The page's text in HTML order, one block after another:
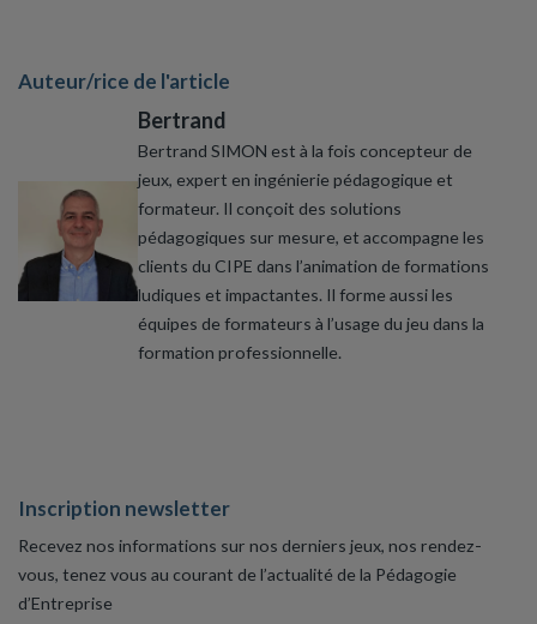
Auteur/rice de l'article
Bertrand
Bertrand SIMON est à la fois concepteur de
jeux, expert en ingénierie pédagogique et
formateur. Il conçoit des solutions
pédagogiques sur mesure, et accompagne les
clients du CIPE dans l’animation de formations
ludiques et impactantes. Il forme aussi les
équipes de formateurs à l’usage du jeu dans la
formation professionnelle.
Inscription newsletter
Recevez nos informations sur nos derniers jeux, nos rendez-
vous, tenez vous au courant de l’actualité de la Pédagogie
d’Entreprise